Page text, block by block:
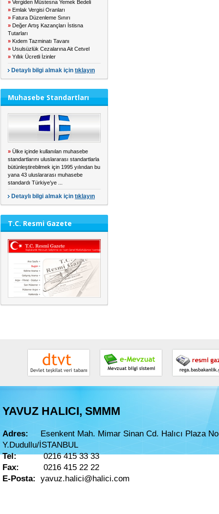
» Vergiden Müstesna Yemek Bedeli
» Emlak Vergisi Oranları
» Fatura Düzenleme Sınırı
» Değer Artış Kazançları İstisna
Tutarları
» Kıdem Tazminatı Tavanı
» Usulsüzlük Cezalarına Ait Cetvel
» Yıllık Ücretli İzinler
Detaylı bilgi almak için tıklayın
Muhasebe Standartları
» Ülke içinde kullanılan muhasebe
standartlarını uluslararası standartlarla
bütünleştirebilmek için 1995 yılından bu
yana 43 uluslararası muhasebe
standardı Türkiye’ye ...
Detaylı bilgi almak için tıklayın
T.C. Resmi Gazete
YAVUZ HALICI, SMMM
Adres:
Esenkent Mah. Mimar Sinan Cd. Halıcı Plaza
Y.Dudullu/İSTANBUL
Tel:0216 415 33 33
Fax:
0216 415 22 22
E-Posta: yavuz.halici@halici.com